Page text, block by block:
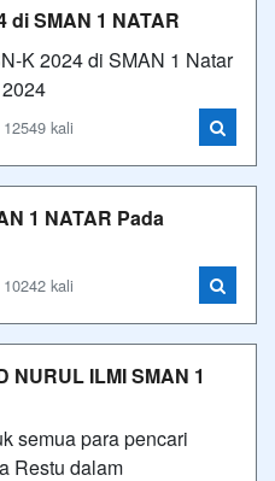
di SMAN 1 NATAR
K 2024 di SMAN 1 Natar
kali
1 NATAR Pada
kali
NURUL ILMI SMAN 1
semua para pencari
Restu dalam